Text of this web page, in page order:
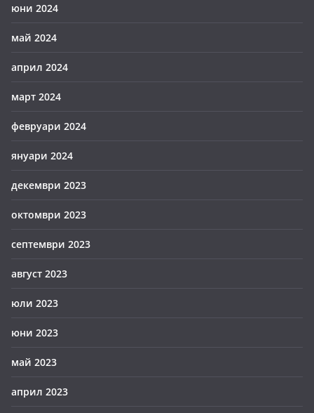
юни 2024
май 2024
април 2024
март 2024
февруари 2024
януари 2024
декември 2023
октомври 2023
септември 2023
август 2023
юли 2023
юни 2023
май 2023
април 2023